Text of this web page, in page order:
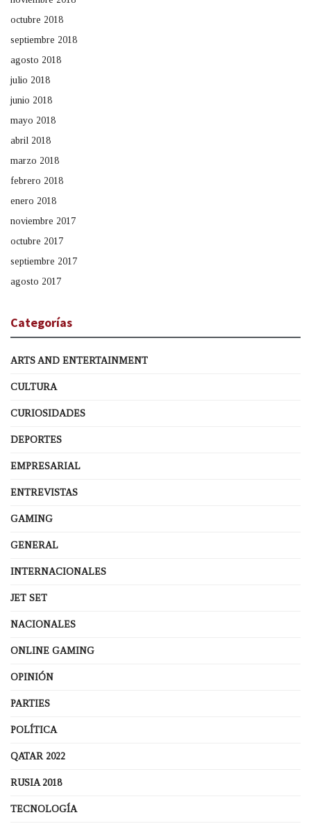
octubre 2018
septiembre 2018
agosto 2018
julio 2018
junio 2018
mayo 2018
abril 2018
marzo 2018
febrero 2018
enero 2018
noviembre 2017
octubre 2017
septiembre 2017
agosto 2017
Categorías
ARTS AND ENTERTAINMENT
CULTURA
CURIOSIDADES
DEPORTES
EMPRESARIAL
ENTREVISTAS
GAMING
GENERAL
INTERNACIONALES
JET SET
NACIONALES
ONLINE GAMING
OPINIÓN
PARTIES
POLÍTICA
QATAR 2022
RUSIA 2018
TECNOLOGÍA